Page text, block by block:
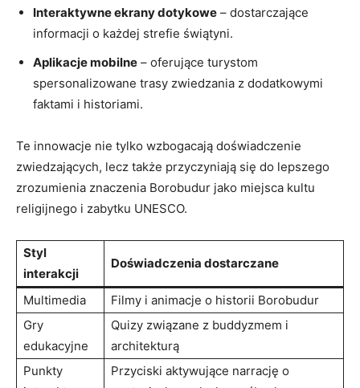
Interaktywne ekrany dotykowe – dostarczające
informacji o każdej strefie świątyni.
Aplikacje mobilne – oferujące turystom
spersonalizowane trasy zwiedzania z dodatkowymi
faktami i historiami.
Te innowacje nie tylko wzbogacają doświadczenie
zwiedzających, lecz także przyczyniają się do lepszego
zrozumienia znaczenia Borobudur jako miejsca kultu
religijnego i zabytku UNESCO.
Styl
interakcji
Doświadczenia dostarczane
Multimedia
Filmy i animacje o historii Borobudur
Gry
edukacyjne
Quizy związane z buddyzmem i
architekturą
Punkty
Przyciski aktywujące narrację o